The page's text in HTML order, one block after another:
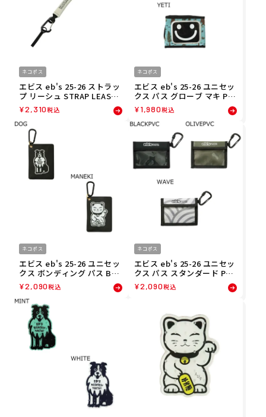
ネコポス
エビス eb's 25-26 ストラッ
プ リーシュ STRAP LEASH
スノーボード リーシュコー
ド 4500704
¥2,310税込
ネコポス
エビス eb's 25-26 ユニセッ
クス パス グローブ マキ PA
SS GLOVEMAKI スノーボー
ド パスケース ウォレット 4
500610
¥1,980税込
ネコポス
エビス eb's 25-26 ユニセッ
クス ボンディング パス BO
NDING PASS スノーボード
パスケース ウォレット 4500
602
¥2,090税込
ネコポス
エビス eb's 25-26 ユニセッ
クス パス スタンダード PAS
S STANDARD スノーボード
パスケース ウォレット 4500
¥2,090税込